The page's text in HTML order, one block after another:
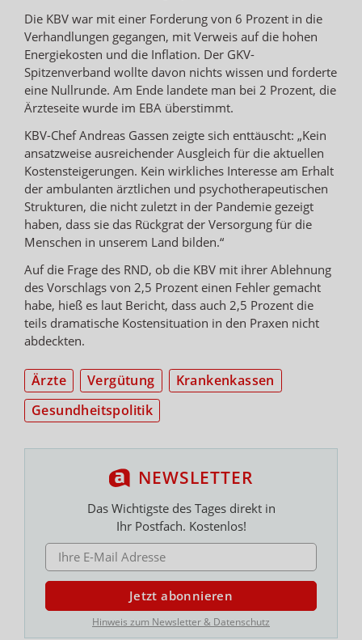
Die KBV war mit einer Forderung von 6 Prozent in die
Verhandlungen gegangen, mit Verweis auf die hohen
Energiekosten und die Inflation. Der GKV-
Spitzenverband wollte davon nichts wissen und forderte
eine Nullrunde. Am Ende landete man bei 2 Prozent, die
Ärzteseite wurde im EBA überstimmt.
KBV-Chef Andreas Gassen zeigte sich enttäuscht: „Kein
ansatzweise ausreichender Ausgleich für die aktuellen
Kostensteigerungen. Kein wirkliches Interesse am Erhalt
der ambulanten ärztlichen und psychotherapeutischen
Strukturen, die nicht zuletzt in der Pandemie gezeigt
haben, dass sie das Rückgrat der Versorgung für die
Menschen in unserem Land bilden.“
Auf die Frage des RND, ob die KBV mit ihrer Ablehnung
des Vorschlags von 2,5 Prozent einen Fehler gemacht
habe, hieß es laut Bericht, dass auch 2,5 Prozent die
teils dramatische Kostensituation in den Praxen nicht
abdeckten.
Ärzte Vergütung
Krankenkassen
Gesundheitspolitik
NEWSLETTER
Das Wichtigste des Tages direkt in
Ihr Postfach. Kostenlos!
E-MAIL ADRESSE
Jetzt abonnieren
Hinweis zum Newsletter & Datenschutz